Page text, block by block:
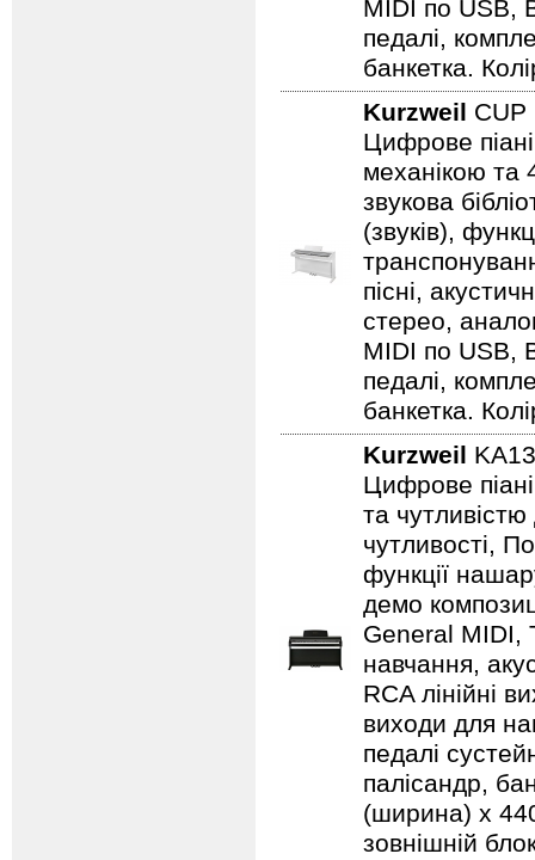
MIDI по USB,
педалі,
банкетка.
Kurzweil
Цифрове
механікою та
звукова
(звуків),
пісні,
стерео,
MIDI по USB,
педалі,
банкетка.
Kurzweil
Цифрове
та
чутливості,
функції
демо
General MIDI,
навчання,
RCA лінійні
виходи для
педалі
палісандр,
(ширина) x
зовнішній